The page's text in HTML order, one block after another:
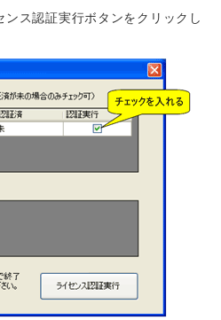
ス認証実行ボタンをクリックし